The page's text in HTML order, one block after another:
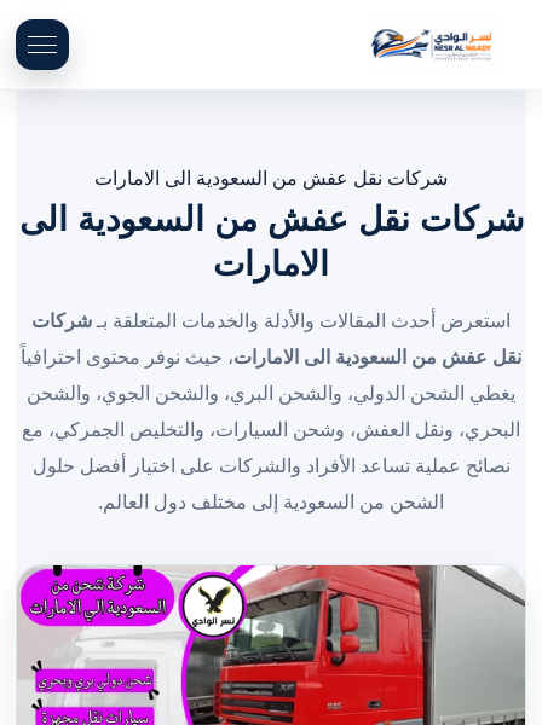
شركات نقل عفش من السعودية الى الامارات
شركات نقل عفش من السعودية الى
الامارات
استعرض أحدث المقالات والأدلة والخدمات المتعلقة بـ شركات
نقل عفش من السعودية الى الامارات، حيث نوفر محتوى احترافياً
يغطي الشحن الدولي، والشحن البري، والشحن الجوي، والشحن
البحري، ونقل العفش، وشحن السيارات، والتخليص الجمركي، مع
نصائح عملية تساعد الأفراد والشركات على اختيار أفضل حلول
الشحن من السعودية إلى مختلف دول العالم.